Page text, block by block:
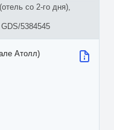
со 2-го дня),
5384545
Атолл)